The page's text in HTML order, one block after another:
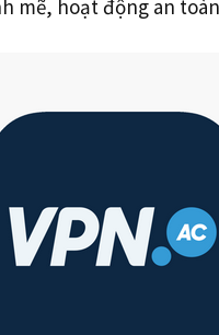
mẽ, hoạt động an